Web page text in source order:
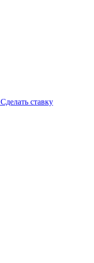
Сделать ставку